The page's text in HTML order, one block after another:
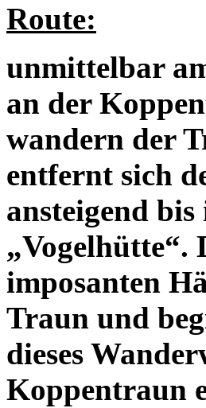
Route:
unmittelbar
an der
wandern der
entfernt sich
ansteigend
„Vogelhütte“.
imposanten
Traun und
dieses
Koppentraun